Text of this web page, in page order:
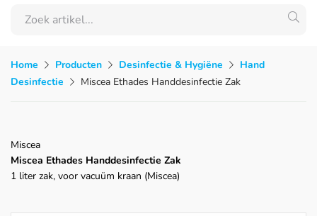
Home Producten Desinfectie & Hygiëne
Hand
Desinfectie
Miscea Ethades Handdesinfectie Zak
Miscea
Miscea Ethades Handdesinfectie Zak
1 liter zak, voor vacuüm kraan (Miscea)